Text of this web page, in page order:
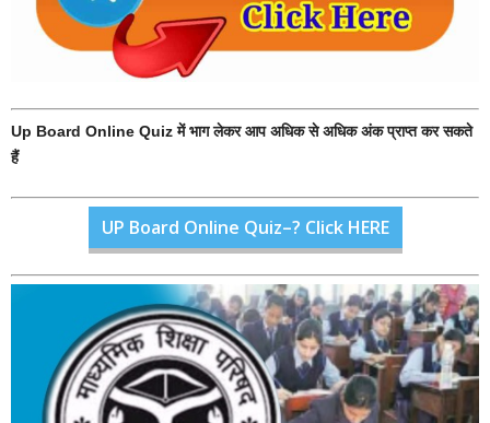
Up Board Online Quiz में भाग लेकर आप अधिक से अधिक अंक प्राप्त कर सकते
हैं
UP Board Online Quiz–? Click HERE